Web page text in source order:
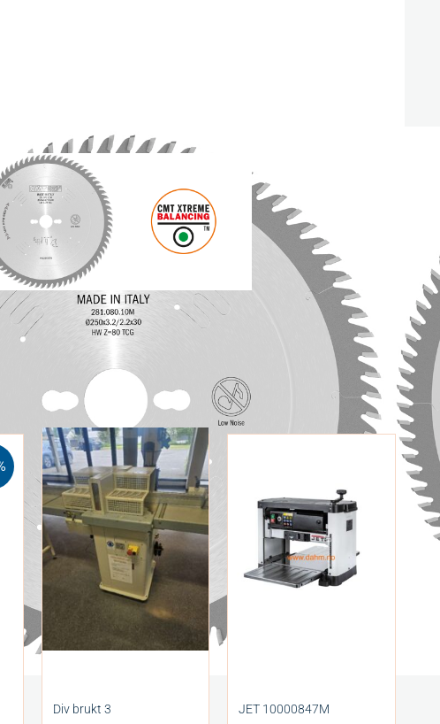
Div brukt 3 JET 10000847M